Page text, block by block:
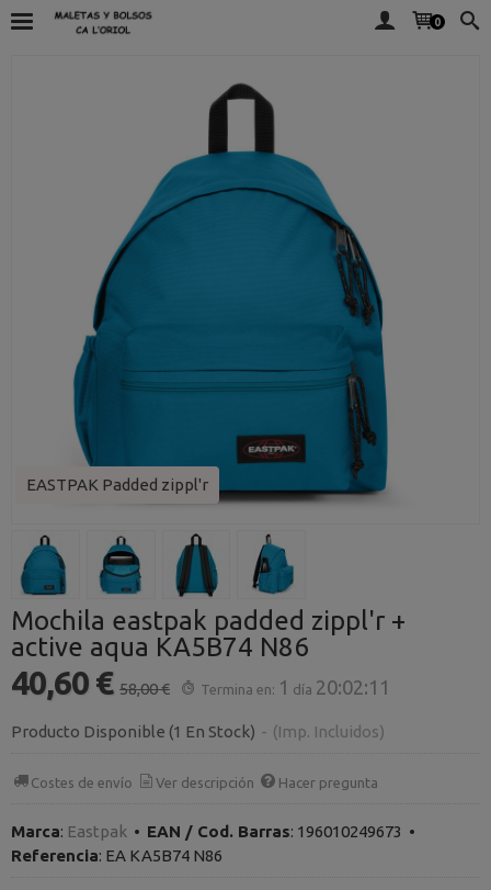
0
EASTPAK Padded zippl'r
Mochila eastpak padded zippl'r +
active aqua KA5B74 N86
40,60 € 58,00 € Termina en: 1 día 20:02:10
Producto Disponible (1 En Stock) - (Imp. Incluidos)
Costes de envío Ver descripción Hacer pregunta
Marca: Eastpak • EAN / Cod. Barras: 196010249673 •
Referencia: EA KA5B74 N86